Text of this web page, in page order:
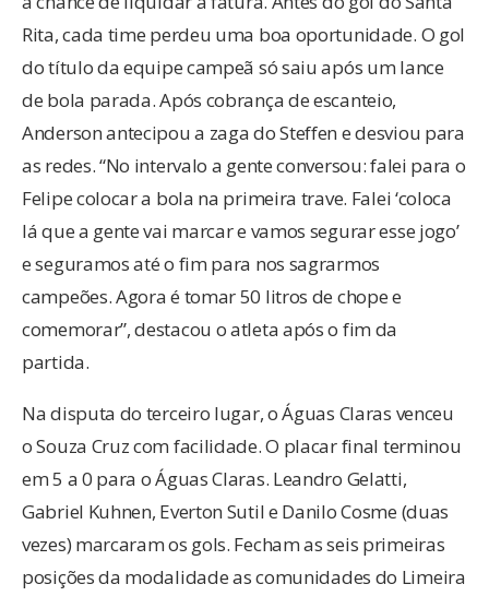
Rita, cada time perdeu uma boa oportunidade. O gol
do título da equipe campeã só saiu após um lance
de bola parada. Após cobrança de escanteio,
Anderson antecipou a zaga do Steffen e desviou para
as redes. “No intervalo a gente conversou: falei para o
Felipe colocar a bola na primeira trave. Falei ‘coloca
lá que a gente vai marcar e vamos segurar esse jogo’
e seguramos até o fim para nos sagrarmos
campeões. Agora é tomar 50 litros de chope e
comemorar”, destacou o atleta após o fim da
partida.
Na disputa do terceiro lugar, o Águas Claras venceu
o Souza Cruz com facilidade. O placar final terminou
em 5 a 0 para o Águas Claras. Leandro Gelatti,
Gabriel Kuhnen, Everton Sutil e Danilo Cosme (duas
vezes) marcaram os gols. Fecham as seis primeiras
posições da modalidade as comunidades do Limeira